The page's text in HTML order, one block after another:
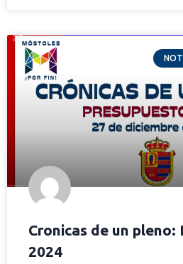
Cronicas de un pleno:
2024